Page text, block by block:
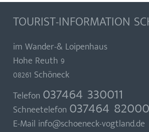
TOURIST-INFORMATION
im Wander-& Loipenhaus
Hohe Reuth 9
08261 Schöneck
Telefon 037464 330011
Schneetelefon 037464 82000
E-Mail info@schoeneck-vogtland.de